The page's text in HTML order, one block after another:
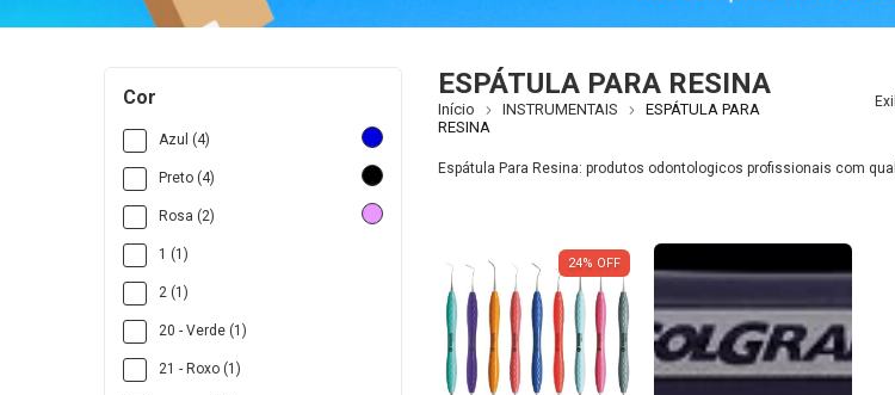
Cor
Azul (4)
Preto (4)
Rosa (2)
1 (1)
2 (1)
20 - Verde (1)
21 - Roxo (1)
ESPÁTULA PARA RESINA
Início INSTRUMENTAIS
ESPÁTULA PARA
RESINA
Espátula Para Resina: produtos odontologicos profissionais com
24% OFF